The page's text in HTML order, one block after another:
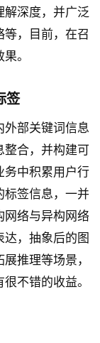
解深度，并广泛
等，目前，在召
。
签
外部关键词信息
整合，并构建可
务中积累用户行
标签信息，一并
网络与异构网络
，抽象后的图
推理等场景，
不错的收益。